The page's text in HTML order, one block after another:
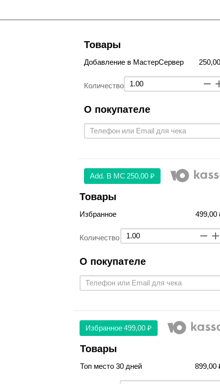
Товары
Добавление в МастерСервер
Количество
О покупателе
Аdd. В МС 250,00 ₽
Товары
Избранное 499,00
Количество
О покупателе
Избранное 499,00 ₽
Товары
Топ место 30 дней 899,00